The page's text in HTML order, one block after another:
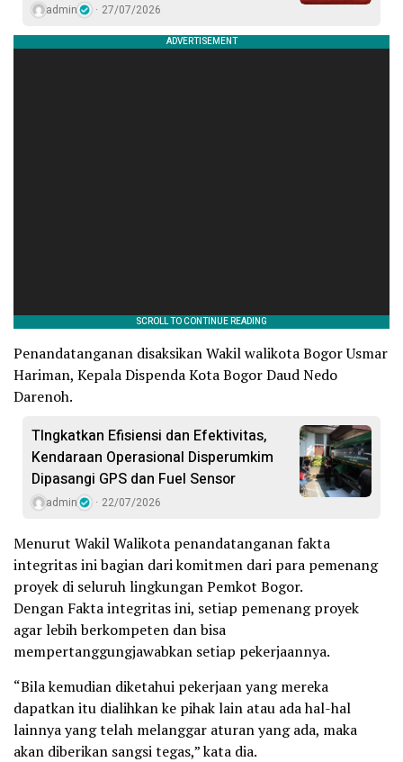
admin 27/07/2026
Penandatanganan disaksikan Wakil walikota Bogor Usmar
Hariman, Kepala Dispenda Kota Bogor Daud Nedo
Darenoh.
TIngkatkan Efisiensi dan Efektivitas,
Kendaraan Operasional Disperumkim
Dipasangi GPS dan Fuel Sensor
admin 22/07/2026
Menurut Wakil Walikota penandatanganan fakta
integritas ini bagian dari komitmen dari para pemenang
proyek di seluruh lingkungan Pemkot Bogor.
Dengan Fakta integritas ini, setiap pemenang proyek
agar lebih berkompeten dan bisa
mempertanggungjawabkan setiap pekerjaannya.
“Bila kemudian diketahui pekerjaan yang mereka
dapatkan itu dialihkan ke pihak lain atau ada hal-hal
lainnya yang telah melanggar aturan yang ada, maka
akan diberikan sangsi tegas,” kata dia.